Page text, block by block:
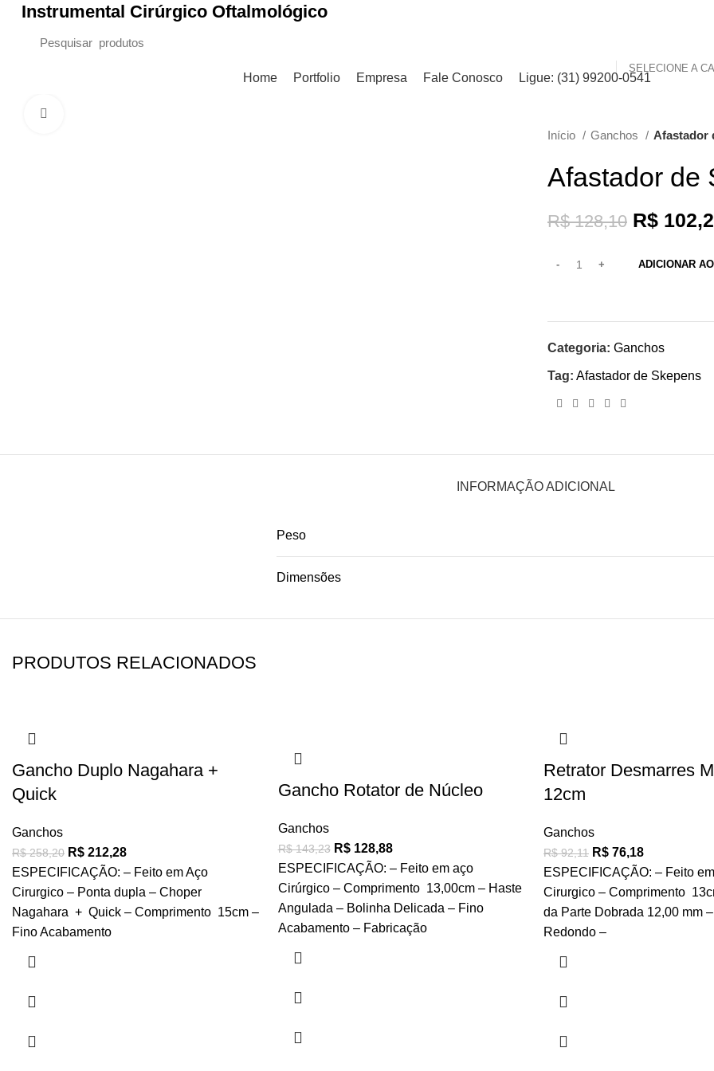
Instrumental Cirúrgico Oftalmológico
Home Portfolio Empresa Fale Conosco Ligue: (31) 99200-0541
Início Ganchos Afastador
Afastador de
R$128,10 R$
ADICIONAR
Categoria: Ganchos
Tag: Afastador de Skepens
INFORMAÇÃO ADICIONAL
Peso
Dimensões
PRODUTOS RELACIONADOS
Gancho Duplo Nagahara +
Quick
Ganchos
R$258,20 R$ 212,28
ESPECIFICAÇÃO: – Feito em Aço
Cirurgico – Ponta dupla – Choper
Nagahara + Quick – Comprimento 15cm –
Fino Acabamento
Gancho Rotator de Núcleo
Ganchos
R$143,23 R$128,88
ESPECIFICAÇÃO: – Feito em aço
Cirúrgico – Comprimento 13,00cm – Haste
Angulada – Bolinha Delicada – Fino
Acabamento – Fabricação
Retrator Desmarres
12cm
Ganchos
R$92,11 R$ 76,18
ESPECIFICAÇÃO: – Feito
Cirurgico – Comprimento
da Parte Dobrada 12,00 mm
Redondo –